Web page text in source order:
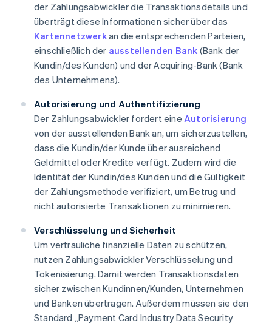
der Zahlungsabwickler die Transaktionsdetails und
überträgt diese Informationen sicher über das
Kartennetzwerkan die entsprechenden Parteien,
einschließlich der ausstellenden Bank (Bank der
Kundin/des Kunden) und der Acquiring-Bank (Bank
des Unternehmens).
Autorisierung und Authentifizierung
Der Zahlungsabwickler fordert eine Autorisierung
von der ausstellenden Bank an, um sicherzustellen,
dass die Kundin/der Kunde über ausreichend
Geldmittel oder Kredite verfügt. Zudem wird die
Identität der Kundin/des Kunden und die Gültigkeit
der Zahlungsmethode verifiziert, um Betrug und
nicht autorisierte Transaktionen zu minimieren.
Verschlüsselung und Sicherheit
Um vertrauliche finanzielle Daten zu schützen,
nutzen Zahlungsabwickler Verschlüsselung und
Tokenisierung. Damit werden Transaktionsdaten
sicher zwischen Kundinnen/Kunden, Unternehmen
und Banken übertragen. Außerdem müssen sie den
Standard „Payment Card Industry Data Security